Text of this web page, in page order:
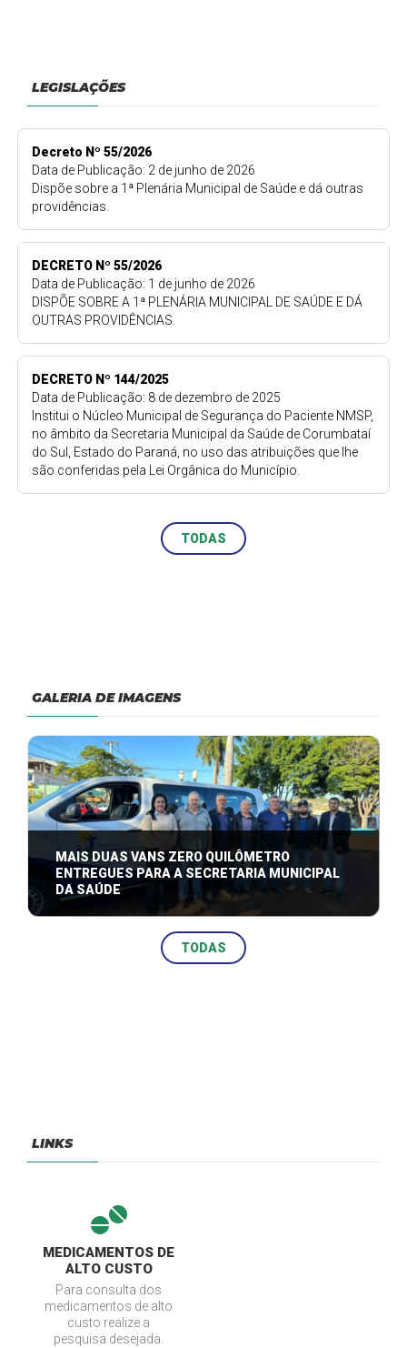
LEGISLAÇÕES
Decreto Nº 55/2026
Data de Publicação: 2 de junho de 2026
Dispõe sobre a 1ª Plenária Municipal de Saúde e dá outras
providências.
DECRETO Nº 55/2026
Data de Publicação: 1 de junho de 2026
DISPÕE SOBRE A 1ª PLENÁRIA MUNICIPAL DE SAÚDE E DÁ
OUTRAS PROVIDÊNCIAS.
DECRETO Nº 144/2025
Data de Publicação: 8 de dezembro de 2025
Institui o Núcleo Municipal de Segurança do Paciente NMSP,
no âmbito da Secretaria Municipal da Saúde de Corumbataí
do Sul, Estado do Paraná, no uso das atribuições que lhe
são conferidas pela Lei Orgânica do Município.
TODAS
GALERIA DE IMAGENS
MAIS DUAS VANS ZERO QUILÔMETRO
ENTREGUES PARA A SECRETARIA MUNICIPAL
DA SAÚDE
s conquistas são frutos de uma parceria forte da
atual administração junto ao governad ...
TODAS
LINKS
MEDICAMENTOS DE
ALTO CUSTO
Para consulta dos
medicamentos de alto
custo realize a
pesquisa desejada.